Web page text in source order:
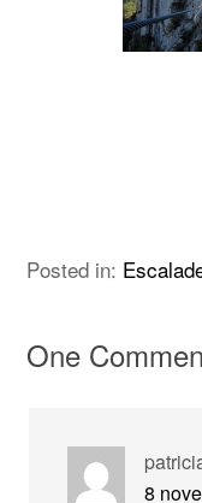
Posted in:
One
8